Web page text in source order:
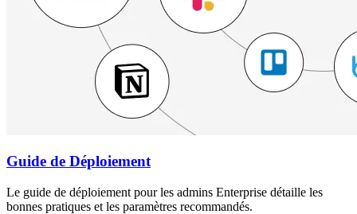
Guide de Déploiement
Le guide de déploiement pour les admins Enterprise détaille les
bonnes pratiques et les paramètres recommandés.